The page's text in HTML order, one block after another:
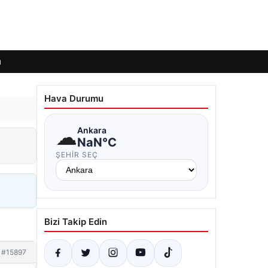
#15897
Hava Durumu
☁Ankara
NaN°C
ŞEHIR SEÇ
Bizi Takip Edin